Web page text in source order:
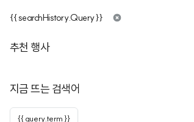
{{ searchHistory.Query }}
추천 행사
지금 뜨는 검색어
{{ query.term }}